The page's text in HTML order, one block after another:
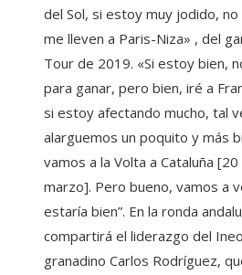
del Sol, si estoy muy jodido,
me lleven a Paris-Niza» , del
Tour de 2019. «Si estoy bien,
para ganar, pero bien, iré a
si estoy afectando mucho, tal
alarguemos un poquito y más
vamos a la Volta a Cataluña
marzo]. Pero bueno, vamos a
estaría bien”. En la ronda
compartirá el liderazgo del
granadino Carlos Rodríguez,